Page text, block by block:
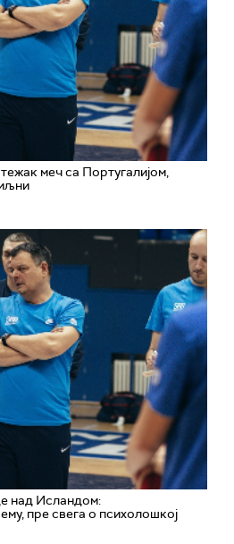
меч са Португалијом,
над Исландом:
пре свега о психолошкој